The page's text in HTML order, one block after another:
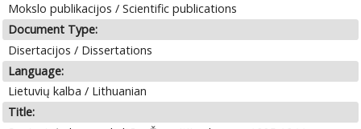
Mokslo publikacijos / Scientific publications
Document Type:
Disertacijos / Dissertations
Language:
Lietuvių kalba / Lithuanian
Title: